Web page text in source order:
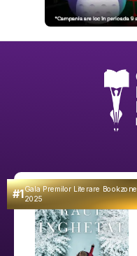
#1Gala Premilor Literare Bookzone
2025